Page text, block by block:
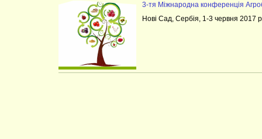
3-тя Міжнародна конференція
Нові Сад, Сербія, 1-3 червня 2017